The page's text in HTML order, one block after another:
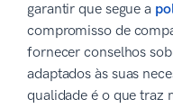
garantir que segue a
compromisso de
fornecer conselhos
adaptados às suas
qualidade é o que traz